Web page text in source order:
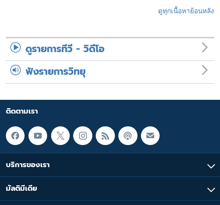
ดูทุกเนื้อหาย้อนหลัง
ดูรายการทีวี - วิดีโอ
ฟังรายการวิทยุ
ติดตามเรา
บริการของเรา
มัลติมีเดีย